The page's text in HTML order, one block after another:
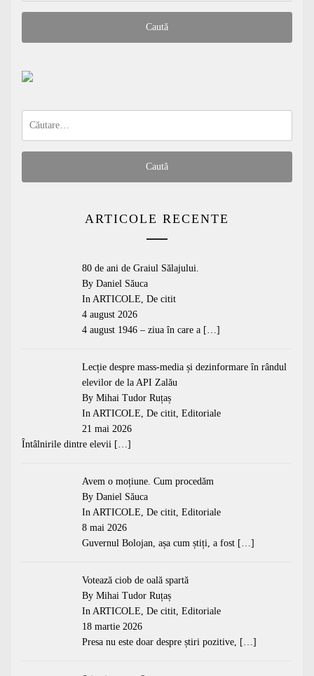
ARTICOLE RECENTE
80 de ani de Graiul Sălajului.
By Daniel Săuca
In ARTICOLE, De citit
4 august 2026
4 august 1946 – ziua în care a […]
Lecție despre mass-media și dezinformare în rândul
elevilor de la API Zalău
By Mihai Tudor Ruțaș
In ARTICOLE, De citit, Editoriale
21 mai 2026
Întâlnirile dintre elevii […]
Avem o moțiune. Cum procedăm
By Daniel Săuca
In ARTICOLE, De citit, Editoriale
8 mai 2026
Guvernul Bolojan, așa cum știți, a fost […]
Votează ciob de oală spartă
By Mihai Tudor Ruțaș
In ARTICOLE, De citit, Editoriale
18 martie 2026
Presa nu este doar despre știri pozitive, […]